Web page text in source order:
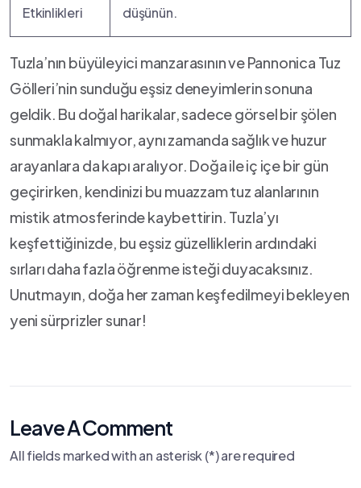
Etkinlikleri
düşünün.
Tuzla’nın büyüleyici manzarasının ve Pannonica Tuz
Gölleri’nin sunduğu eşsiz deneyimlerin sonuna
geldik. Bu​ doğal harikalar, sadece⁣ görsel bir şölen
sunmakla kalmıyor, aynı zamanda sağlık ve huzur⁤
arayanlara da kapı aralıyor. Doğa ile iç ⁤içe bir gün
geçirirken, kendinizi bu muazzam tuz alanlarının
mistik atmosferinde kaybettirin. Tuzla’yı
keşfettiğinizde, bu eşsiz⁣ güzelliklerin ardındaki
sırları daha fazla öğrenme isteği duyacaksınız.
Unutmayın, doğa her zaman keşfedilmeyi bekleyen
yeni sürprizler sunar!
Leave A Comment
All fields marked with an asterisk (*) are required